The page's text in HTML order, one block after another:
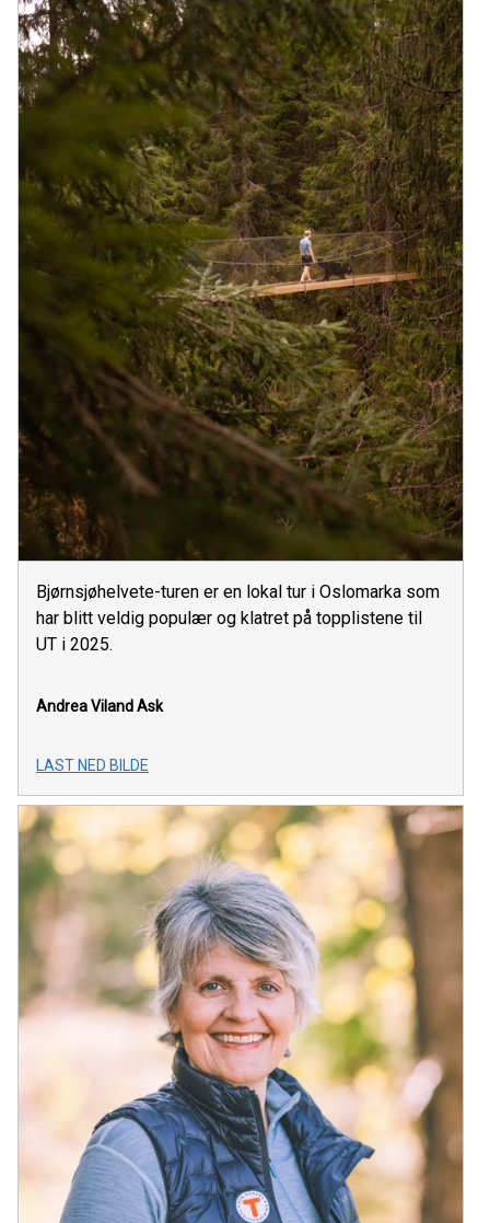
Bjørnsjøhelvete-turen er en lokal tur i Oslomarka som
har blitt veldig populær og klatret på topplistene til
UT i 2025.
Andrea Viland Ask
LAST NED BILDE